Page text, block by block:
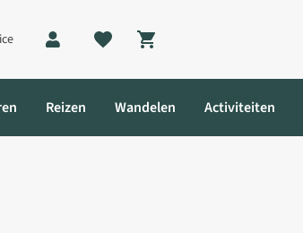
Shopping cart
Reizen Wandelen Activiteiten